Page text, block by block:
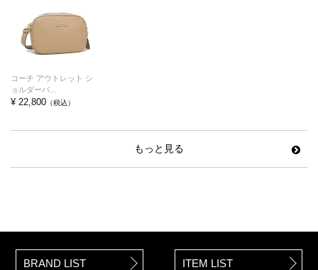
コーチ アウトレット シ
ョルダーバ...
¥ 22,800 （税込）
もっと見る
BRAND LIST ITEM LIST